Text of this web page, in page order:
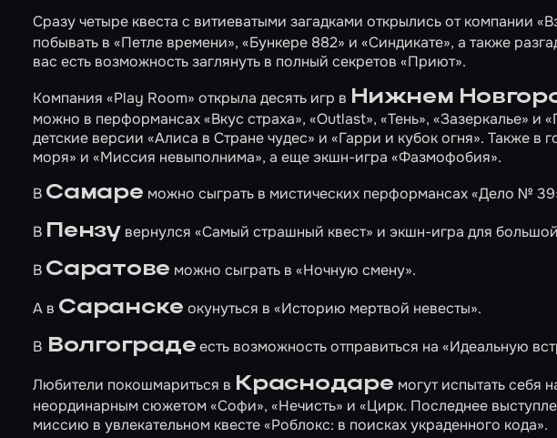
Сразу четыре квеста с витиеватыми загадками открылись от компании
побывать в «Петле времени», «Бункере 882» и «Синдикате», а также
вас есть возможность заглянуть в полный секретов «Приют».
Компания «Play Room» открыла десять игр в Нижнем
можно в перформансах«Вкус страха», «Outlast», «Тень», «Зазеркалье» и
детские версии «Алиса в Стране чудес» и «Гарри и кубок огня». Также в
моря» и «Миссия невыполнима», а еще экшн-игра «Фазмофобия».
В Самаре можно сыграть в мистических перформансах«Дело №
В Пензувернулся «Самый страшный квест» и экшн-игра для
В Саратове можно сыграть в«Ночную смену».
А в Саранске окунуться в«Историю мертвой невесты».
В Волгоградеесть возможность отправиться на«Идеальную
Любители покошмариться в Краснодаре могут испытать себя
неординарным сюжетом «Софи», «Нечисть» и «Цирк. Последнее
миссию в увлекательном квесте«Роблокс: в поисках украденного кода».